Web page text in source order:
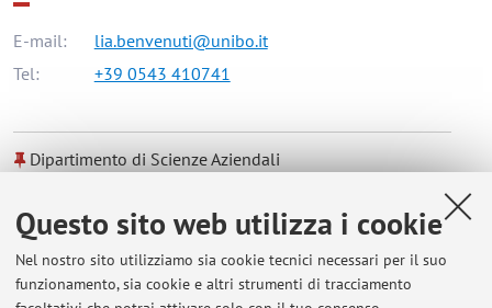
Questo sito web utilizza i cookie
Nel nostro sito utilizziamo sia cookie tecnici necessari per il suo
funzionamento, sia cookie e altri strumenti di tracciamento
E-mail:
lia.benvenuti@unibo.it
Tel:
+39 0543 410741
Dipartimento di Scienze Aziendali
Orario di ricevimento